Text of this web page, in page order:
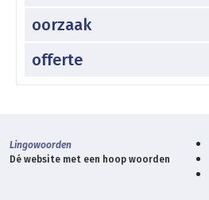
oorzaak
offerte
Lingowoorden
Dé website met een hoop woorden